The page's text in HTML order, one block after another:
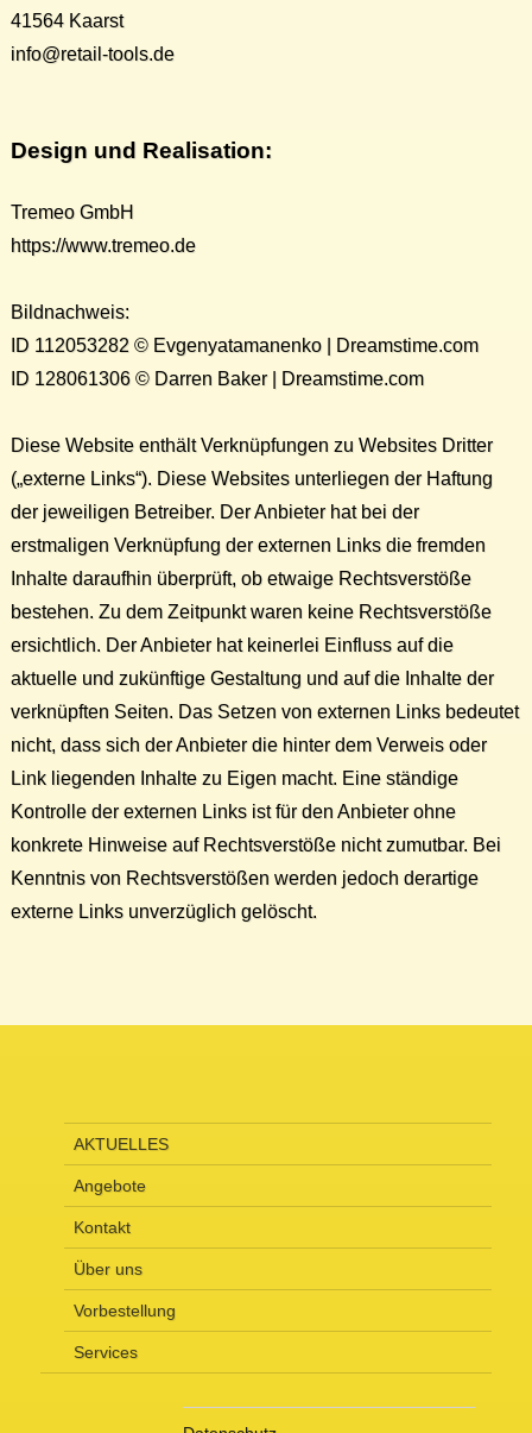
41564 Kaarst
info@retail-tools.de
Design und Realisation:
Tremeo GmbH
https://www.tremeo.de
Bildnachweis:
ID 112053282 © Evgenyatamanenko | Dreamstime.com
ID 128061306 © Darren Baker | Dreamstime.com
Diese Website enthält Verknüpfungen zu Websites Dritter
(„externe Links“). Diese Websites unterliegen der Haftung
der jeweiligen Betreiber. Der Anbieter hat bei der
erstmaligen Verknüpfung der externen Links die fremden
Inhalte daraufhin überprüft, ob etwaige Rechtsverstöße
bestehen. Zu dem Zeitpunkt waren keine Rechtsverstöße
ersichtlich. Der Anbieter hat keinerlei Einfluss auf die
aktuelle und zukünftige Gestaltung und auf die Inhalte der
verknüpften Seiten. Das Setzen von externen Links bedeutet
nicht, dass sich der Anbieter die hinter dem Verweis oder
Link liegenden Inhalte zu Eigen macht. Eine ständige
Kontrolle der externen Links ist für den Anbieter ohne
konkrete Hinweise auf Rechtsverstöße nicht zumutbar. Bei
Kenntnis von Rechtsverstößen werden jedoch derartige
externe Links unverzüglich gelöscht.
AKTUELLES
Angebote
Kontakt
Über uns
Vorbestellung
Services